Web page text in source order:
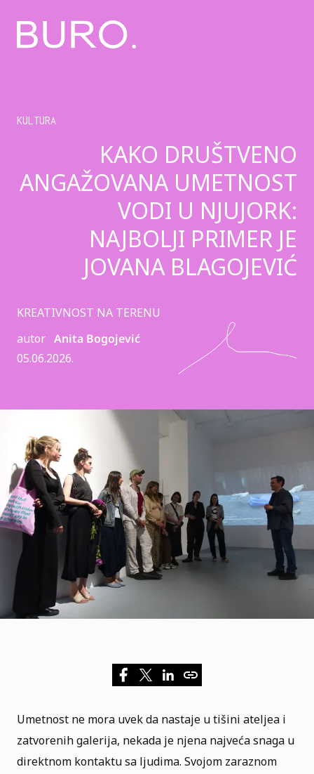
KULTURA
KAKO DRUŠTVENO
ANGAŽOVANA UMETNOST
VODI U NJUJORK:
NAJBOLJI PRIMER JE
JOVANA BLAGOJEVIĆ
KREATIVNOST NA TERENU
autor Anita Bogojević
05.06.2026.
Umetnost ne mora uvek da nastaje u tišini ateljea i
zatvorenih galerija, nekada je njena najveća snaga u
direktnom kontaktu sa ljudima. Svojom zaraznom